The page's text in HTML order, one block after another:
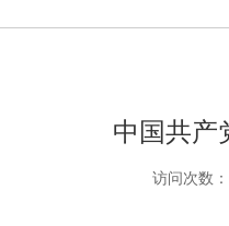
中国共产
访问次数：